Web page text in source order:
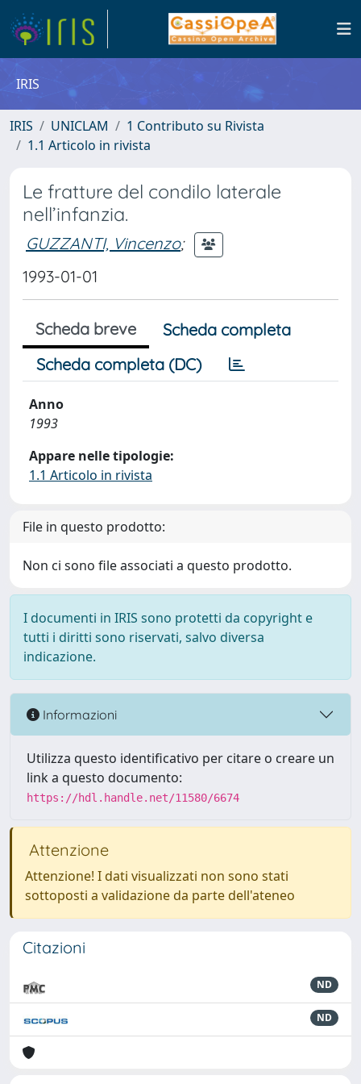
IRIS
IRIS UNICLAM
1 Contributo su Rivista
1.1 Articolo in rivista
Le fratture del condilo laterale
nell’infanzia.
GUZZANTI, Vincenzo;
1993-01-01
Scheda breve
Scheda completa
Scheda completa (DC)
Anno
1993
Appare nelle tipologie:
1.1 Articolo in rivista
File in questo prodotto:
Non ci sono file associati a questo prodotto.
I documenti in IRIS sono protetti da copyright e
tutti i diritti sono riservati, salvo diversa
indicazione.
Informazioni
Utilizza questo identificativo per citare o creare un
link a questo documento:
https://hdl.handle.net/11580/6674
Attenzione
Attenzione! I dati visualizzati non sono stati
sottoposti a validazione da parte dell'ateneo
Citazioni
ND
ND